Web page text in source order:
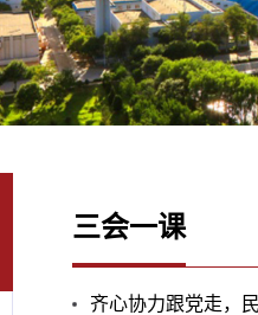
三会一课
齐心协力跟党走，